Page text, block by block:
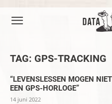
TAG: GPS-TRACKING
“LEVENSLESSEN MOGEN
EEN GPS-HORLOGE”
14 juni 2022